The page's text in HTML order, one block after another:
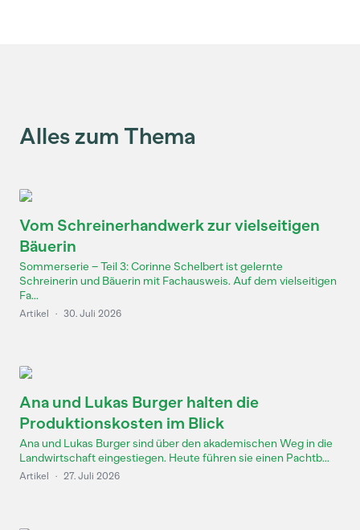
Alles zum Thema
Vom Schreinerhandwerk zur vielseitigen
Bäuerin
Sommerserie – Teil 3: Corinne Schelbert ist gelernte
Schreinerin und Bäuerin mit Fachausweis. Auf dem vielseitigen
Fa...
Artikel · 30. Juli 2026
Ana und Lukas Burger halten die
Produktionskosten im Blick
Ana und Lukas Burger sind über den akademischen Weg in die
Landwirtschaft eingestiegen. Heute führen sie einen Pachtb...
Artikel · 27. Juli 2026